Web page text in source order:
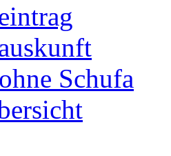
Schufa